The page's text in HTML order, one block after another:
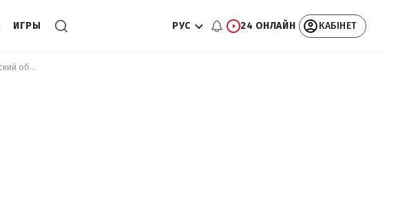
ИГРЫ РУС 24 ОНЛАЙН КАБІНЕТ
В какой ситуации окажется Украина без помощи США: Зеленский объяснил